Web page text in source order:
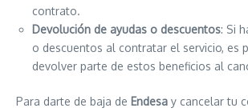
contrato.
Devolución de ayudas o descuentos: Si
o descuentos al contratar el servicio, es
devolver parte de estos beneficios al
Para darte de baja de Endesa y cancelar tu